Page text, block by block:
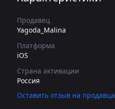
Продавец
Yagoda_Malina
Платформа
iOS
Страна активации
Россия
Оставить отзыв на продавца